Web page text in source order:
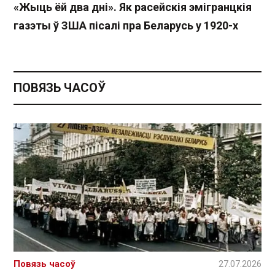
«Жыць ёй два дні». Як расейскія эмігранцкія
газэты ў ЗША пісалі пра Беларусь у 1920-х
ПОВЯЗЬ ЧАСОЎ
Повязь часоў 27.07.2026